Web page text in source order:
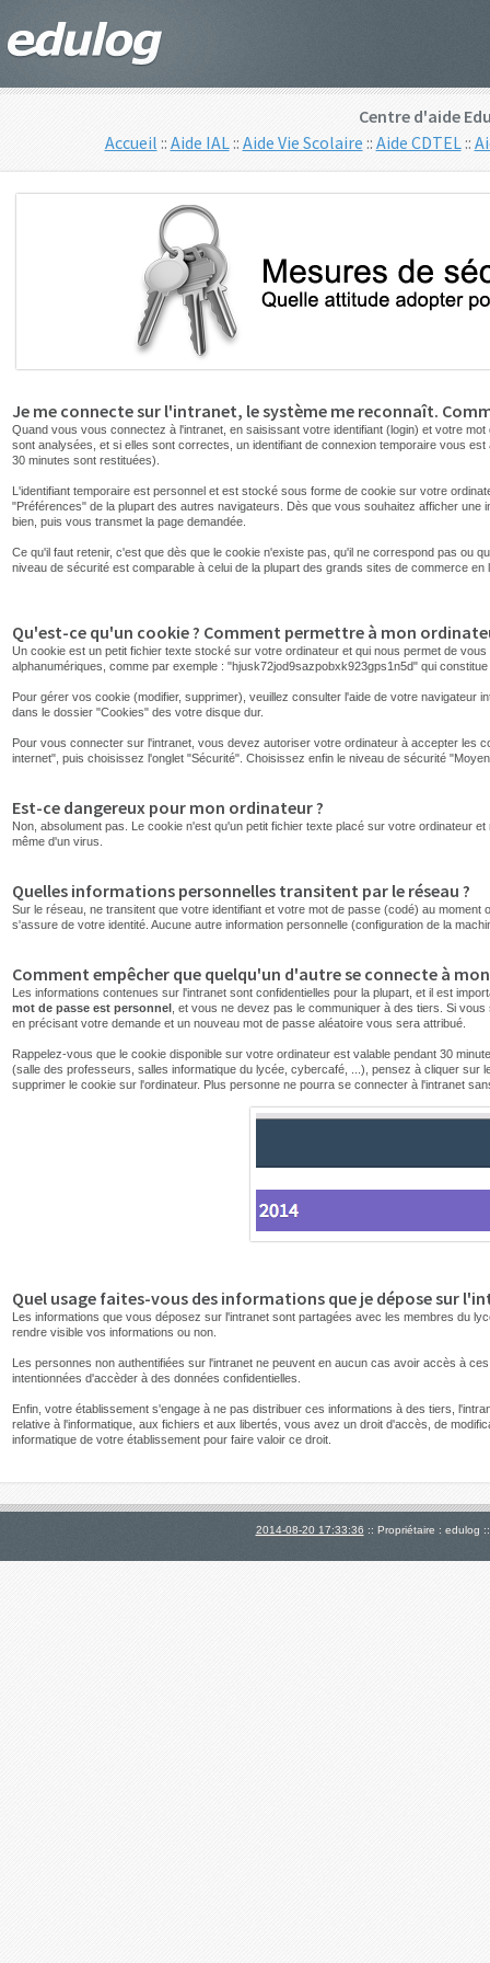
Centre d'aide
Accueil :: Aide IAL:: Aide Vie Scolaire :: Aide CDTEL::
Je me connecte sur l'intranet, le système me reconnaît.
Quand vous vous connectez à l'intranet, en saisissant votre identifiant (login) et votre
sont analysées, et si elles sont correctes, un identifiant de connexion temporaire vous
30 minutes sont restituées).
L'identifiant temporaire est personnel et est stocké sous forme de cookie sur votre
"Préférences" de la plupart des autres navigateurs. Dès que vous souhaitez afficher
bien, puis vous transmet la page demandée.
Ce qu'il faut retenir, c'est que dès que le cookie n'existe pas, qu'il ne correspond pas ou
niveau de sécurité est comparable à celui de la plupart des grands sites de commerce
Qu'est-ce qu'un cookie ? Comment permettre à mon
Un cookie est un petit fichier texte stocké sur votre ordinateur et qui nous permet de
alphanumériques, comme par exemple : "hjusk72jod9sazpobxk923gps1n5d" qui
Pour gérer vos cookie (modifier, supprimer), veuillez consulter l'aide de votre
dans le dossier "Cookies" des votre disque dur.
Pour vous connecter sur l'intranet, vous devez autoriser votre ordinateur à accepter les
internet", puis choisissez l'onglet "Sécurité". Choisissez enfin le niveau de sécurité
Est-ce dangereux pour mon ordinateur ?
Non, absolument pas. Le cookie n'est qu'un petit fichier texte placé sur votre ordinateur
même d'un virus.
Quelles informations personnelles transitent par le réseau ?
Sur le réseau, ne transitent que votre identifiant et votre mot de passe (codé) au
s'assure de votre identité. Aucune autre information personnelle (configuration de la
Comment empêcher que quelqu'un d'autre se connecte à mon
Les informations contenues sur l'intranet sont confidentielles pour la plupart, et il est
mot de passe est personnel , et vous ne devez pas le communiquer à des tiers. Si
en précisant votre demande et un nouveau mot de passe aléatoire vous sera attribué.
Rappelez-vous que le cookie disponible sur votre ordinateur est valable pendant 30
(salle des professeurs, salles informatique du lycée, cybercafé, ...), pensez à cliquer
supprimer le cookie sur l'ordinateur. Plus personne ne pourra se connecter à l'intranet
Quel usage faites-vous des informations que je dépose sur
Les informations que vous déposez sur l'intranet sont partagées avec les membres du
rendre visible vos informations ou non.
Les personnes non authentifiées sur l'intranet ne peuvent en aucun cas avoir accès à
intentionnées d'accèder à des données confidentielles.
Enfin, votre établissement s'engage à ne pas distribuer ces informations à des tiers,
relative à l'informatique, aux fichiers et aux libertés, vous avez un droit d'accès, de
informatique de votre établissement pour faire valoir ce droit.
2014-08-20 17:33:36 :: Propriétaire : edulog